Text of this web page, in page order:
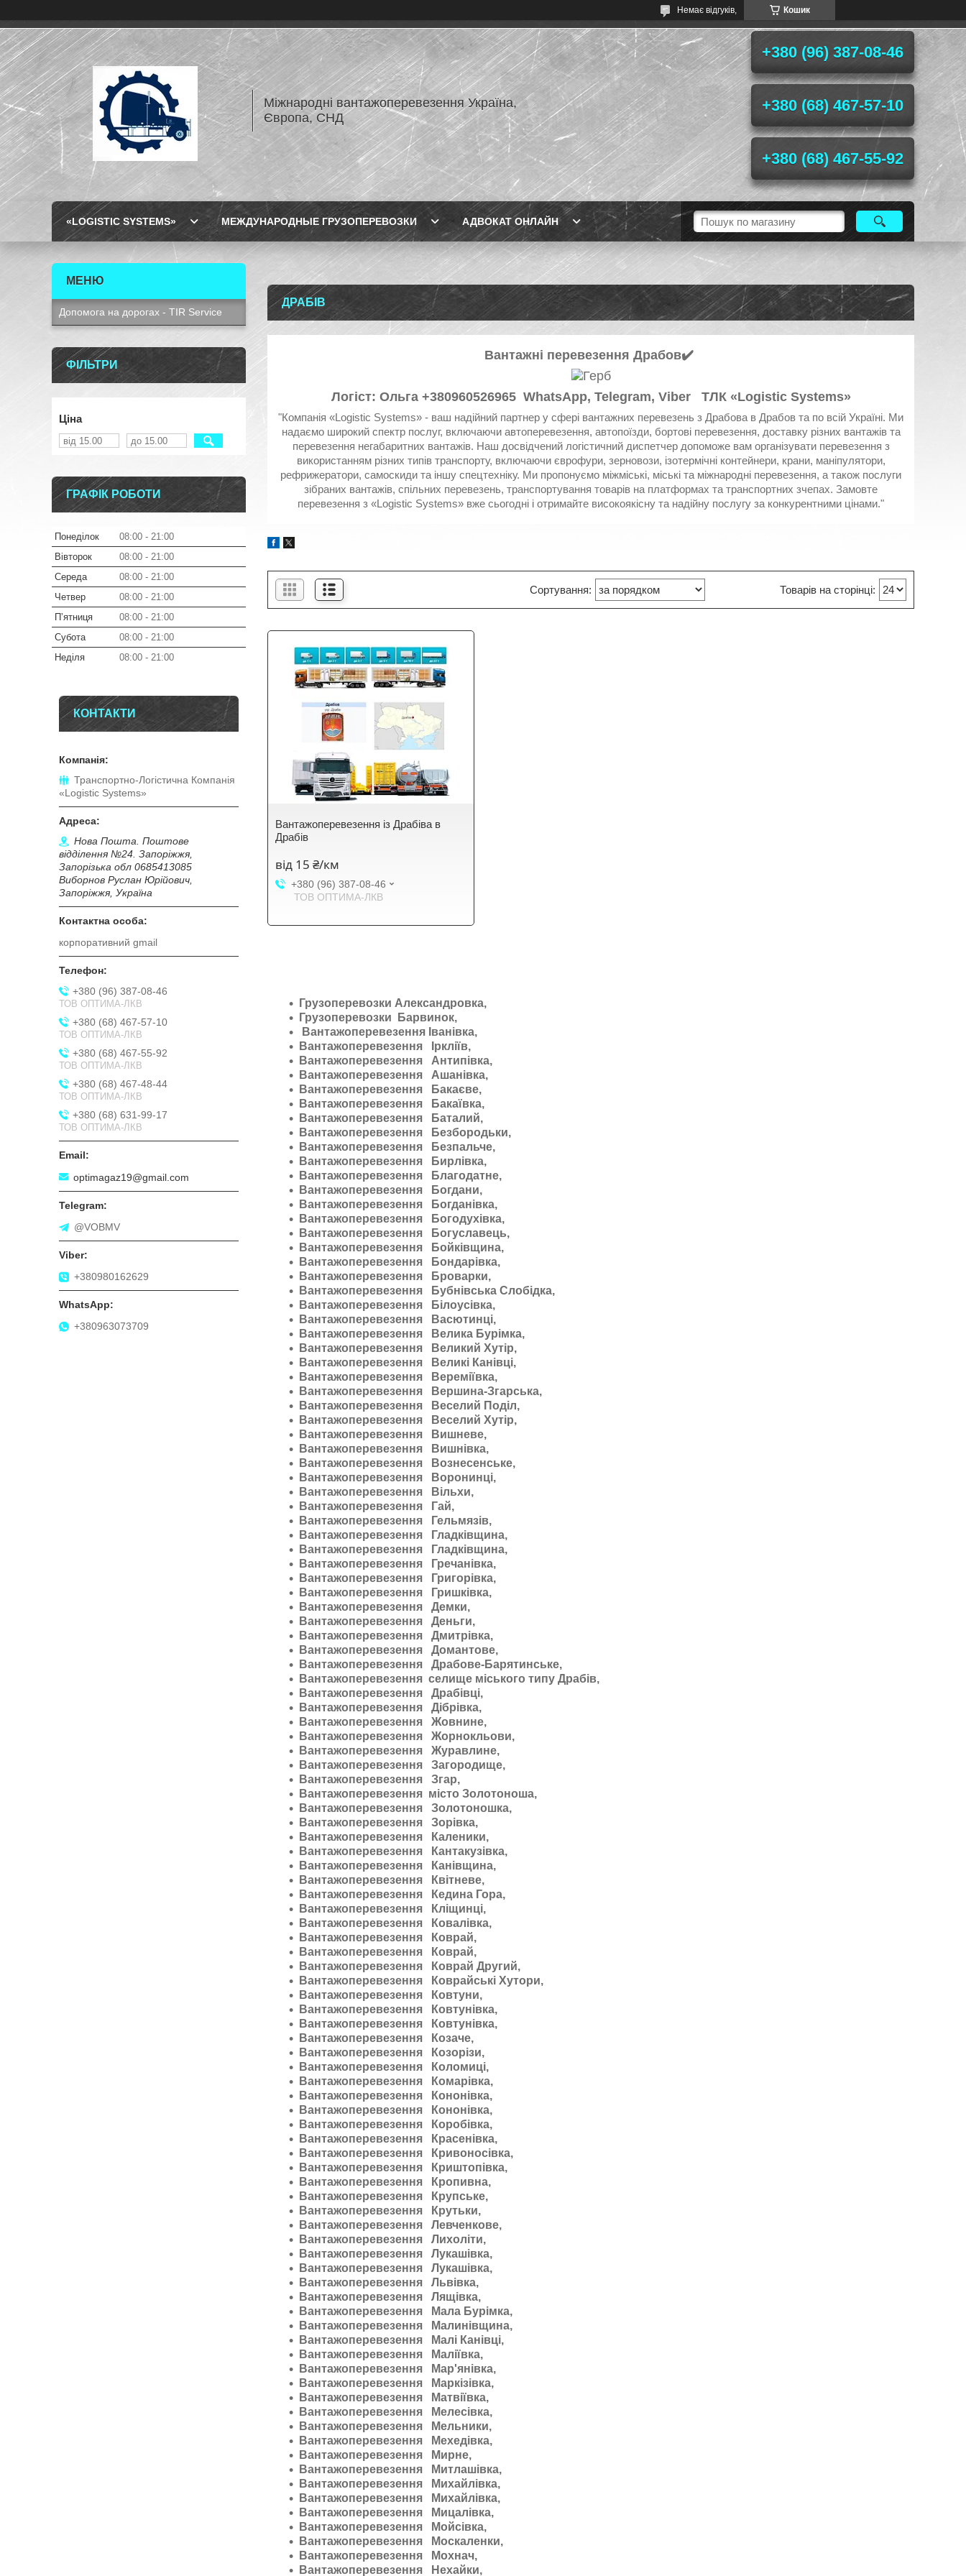
Кошик
Немає відгуків,
Міжнародні вантажоперевезення Україна,
Європа, СНД
+380 (96) 387-08-46
+380 (68) 467-57-10
+380 (68) 467-55-92
«LOGISTIC SYSTEMS» МЕЖДУНАРОДНЫЕ ГРУЗОПЕРЕВОЗКИ АДВОКАТ ОНЛАЙН
ДРАБІВ
Вантажні перевезення Драбов✔️
Логіст: Ольга +380960526965WhatsApp, Telegram, Viber ТЛК «Logistic Systems»
"Компанія «Logistic Systems» - ваш надійний партнер у сфері вантажних перевезень з Драбова в Драбов та по всій Україні. Ми
надаємо широкий спектр послуг, включаючи автоперевезення, автопоїзди, бортові перевезення, доставку різних вантажів та
перевезення негабаритних вантажів. Наш досвідчений логістичний диспетчер допоможе вам організувати перевезення з
використанням різних типів транспорту, включаючи єврофури, зерновози, ізотермічні контейнери, крани, маніпулятори,
рефрижератори, самоскиди та іншу спецтехніку. Ми пропонуємо міжміські, міські та міжнародні перевезення, а також послуги
зібраних вантажів, спільних перевезень, транспортування товарів на платформах та транспортних зчепах. Замовте
перевезення з «Logistic Systems» вже сьогодні і отримайте високоякісну та надійну послугу за конкурентними цінами."
Вантажоперевезення із Драбіва в
Драбів
від 15 ₴/км
+380 (96) 387-08-46
ТОВ ОПТИМА-ЛКВ
Грузоперевозки Александровка,
Грузоперевозки Барвинок,
Вантажоперевезення Іванівка,
Вантажоперевезення Іркліїв,
Вантажоперевезення Антипівка,
Вантажоперевезення Ашанівка,
Вантажоперевезення Бакаєве,
Вантажоперевезення Бакаївка,
Вантажоперевезення Баталий,
Вантажоперевезення Безбородьки,
Вантажоперевезення Безпальче,
Вантажоперевезення Бирлівка,
Вантажоперевезення Благодатне,
Вантажоперевезення Богдани,
Вантажоперевезення Богданівка,
Вантажоперевезення Богодухівка,
Вантажоперевезення Богуславець,
Вантажоперевезення Бойківщина,
Вантажоперевезення Бондарівка,
Вантажоперевезення Броварки,
Вантажоперевезення Бубнівська Слобідка,
Вантажоперевезення Білоусівка,
Вантажоперевезення Васютинці,
Вантажоперевезення Велика Бурімка,
Вантажоперевезення Великий Хутір,
Вантажоперевезення Великі Канівці,
Вантажоперевезення Вереміївка,
Вантажоперевезення Вершина-Згарська,
Вантажоперевезення Веселий Поділ,
Вантажоперевезення Веселий Хутір,
Вантажоперевезення Вишневе,
Вантажоперевезення Вишнівка,
Вантажоперевезення Вознесенське,
Вантажоперевезення Воронинці,
Вантажоперевезення Вільхи,
Вантажоперевезення Гай,
Вантажоперевезення Гельмязів,
Вантажоперевезення Гладківщина,
Вантажоперевезення Гладківщина,
Вантажоперевезення Гречанівка,
Вантажоперевезення Григорівка,
Вантажоперевезення Гришківка,
Вантажоперевезення Демки,
Вантажоперевезення Деньги,
Вантажоперевезення Дмитрівка,
Вантажоперевезення Домантове,
Вантажоперевезення Драбове-Барятинське,
Вантажоперевезення селище міського типу Драбів,
Вантажоперевезення Драбівці,
Вантажоперевезення Дібрівка,
Вантажоперевезення Жовнине,
Вантажоперевезення Жорнокльови,
Вантажоперевезення Журавлине,
Вантажоперевезення Загородище,
Вантажоперевезення Згар,
Вантажоперевезення місто Золотоноша,
Вантажоперевезення Золотоношка,
Вантажоперевезення Зорівка,
Вантажоперевезення Каленики,
Вантажоперевезення Кантакузівка,
Вантажоперевезення Канівщина,
Вантажоперевезення Квітневе,
Вантажоперевезення Кедина Гора,
Вантажоперевезення Кліщинці,
Вантажоперевезення Ковалівка,
Вантажоперевезення Коврай,
Вантажоперевезення Коврай,
Вантажоперевезення Коврай Другий,
Вантажоперевезення Коврайські Хутори,
Вантажоперевезення Ковтуни,
Вантажоперевезення Ковтунівка,
Вантажоперевезення Ковтунівка,
Вантажоперевезення Козаче,
Вантажоперевезення Козорізи,
Вантажоперевезення Коломиці,
Вантажоперевезення Комарівка,
Вантажоперевезення Кононівка,
Вантажоперевезення Кононівка,
Вантажоперевезення Коробівка,
Вантажоперевезення Красенівка,
Вантажоперевезення Кривоносівка,
Вантажоперевезення Криштопівка,
Вантажоперевезення Кропивна,
Вантажоперевезення Крупське,
Вантажоперевезення Крутьки,
Вантажоперевезення Левченкове,
Вантажоперевезення Лихоліти,
Вантажоперевезення Лукашівка,
Вантажоперевезення Лукашівка,
Вантажоперевезення Львівка,
Вантажоперевезення Лящівка,
Вантажоперевезення Мала Бурімка,
Вантажоперевезення Малинівщина,
Вантажоперевезення Малі Канівці,
Вантажоперевезення Маліївка,
Вантажоперевезення Мар'янівка,
Вантажоперевезення Маркізівка,
Вантажоперевезення Матвіївка,
Вантажоперевезення Мелесівка,
Вантажоперевезення Мельники,
Вантажоперевезення Мехедівка,
Вантажоперевезення Мирне,
Вантажоперевезення Митлашівка,
Вантажоперевезення Михайлівка,
Вантажоперевезення Михайлівка,
Вантажоперевезення Мицалівка,
Вантажоперевезення Мойсівка,
Вантажоперевезення Москаленки,
Вантажоперевезення Мохнач,
Вантажоперевезення Нехайки,
Допомога на дорогах - TIR Service
ФІЛЬТРИ
Ціна
ГРАФІК РОБОТИ
Понеділок 08:00
21:00
Вівторок
08:00
21:00
Середа
08:00
21:00
Четвер
08:00
21:00
Пʼятниця
08:00
21:00
Субота
08:00
21:00
Неділя
08:00 21:00
КОНТАКТИ
Транспортно-Логістична Компанія
«Logistic Systems»
Нова Пошта. Поштове
відділення №24. Запоріжжя,
Запорізька обл 0685413085
Виборнов Руслан Юрійович,
Запоріжжя, Україна
корпоративний gmail
+380 (96) 387-08-46
ТОВ ОПТИМА-ЛКВ
+380 (68) 467-57-10
ТОВ ОПТИМА-ЛКВ
+380 (68) 467-55-92
ТОВ ОПТИМА-ЛКВ
+380 (68) 467-48-44
ТОВ ОПТИМА-ЛКВ
+380 (68) 631-99-17
ТОВ ОПТИМА-ЛКВ
optimagaz19@gmail.com
@VOBMV
+380980162629
+380963073709